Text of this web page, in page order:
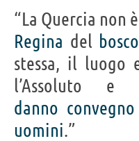
“La Quercia non
Regina del bosco
stessa, il luogo
l’Assoluto
danno convegno
uomini.”